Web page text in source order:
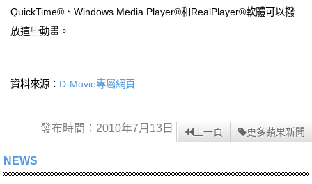
QuickTime®、Windows Media Player®和RealPlayer®軟體可以撥
放這些動畫。
資料來源： D-Movie專屬網頁
發布時間：2010年7月13日 上一頁 更多蘋果新聞
NEWS